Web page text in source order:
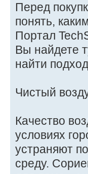
Перед
понять,
Портал
Вы найдете
найти
Чистый
Качество
условиях
устраняют
среду.